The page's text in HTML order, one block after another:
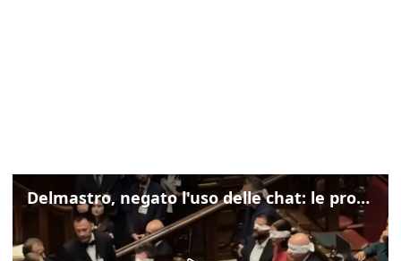
Delmastro, negato l'uso delle chat: le proteste di Avs e M5s